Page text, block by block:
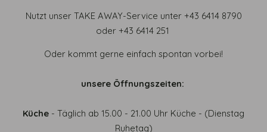
Nutzt unser TAKE AWAY-Service unter +43 6414 8790
oder +43 6414 251
Oder kommt gerne einfach spontan vorbei!
unsere Öffnungszeiten:
Küche - Täglich ab 15.00 - 21.00 Uhr Küche - (Dienstag
Ruhetag)